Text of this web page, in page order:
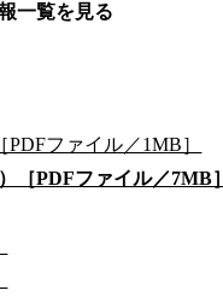
一覧を見る
ファイル／1MB］
［PDFファイル／7MB］